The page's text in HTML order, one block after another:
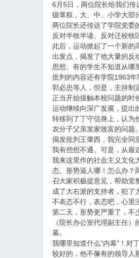
6月5日，两位院长给我们
级掌权，大、中、小学大部
两位院长还传达了学院党委
反对半牧半读、反对迁校牧
此后，运动掀起了一个新的
出发点，揭发了他大量的反
思想。有的学生不知道从哪
批判的内容还有学院1963
郭必忠等人，但是，主持制
正当开始接触本校问题的时
运动继续向深广发展，提出
转移到了丁守信身上，认为
农分子父亲发家致富的问题
揭发批判王肇西，我完全同
我有些想不通。可是，从最
我来这里作的社会主义文化
态。形势逼人哪！怎么办？
召大家积极提意见，帮助党
成了大右派的支持者，犯了
不表态不行，表态吧，心里
第二天，形势更严重了，不
（院长办公室代理副主任
幕。
我哪里知道什么“内幕”！对
较好的，他不像有的领导人